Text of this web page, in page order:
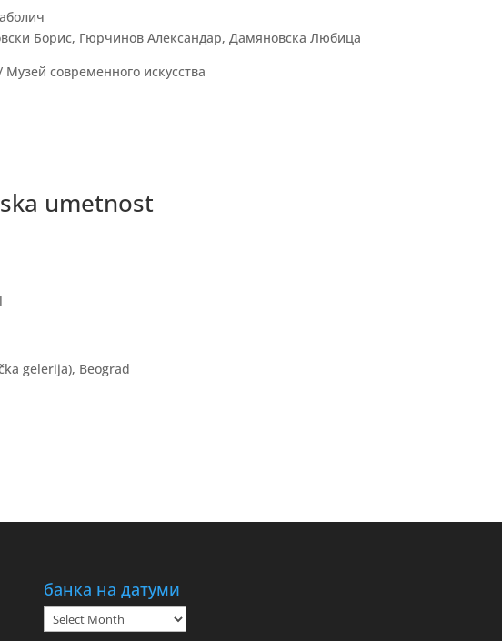
Борис, Гюрчинов Александар, Дамяновска Любица
современного искусства
umetnost
gelerija), Beograd
банка на датуми
банка
на